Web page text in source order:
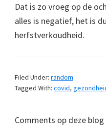
Dat is zo vroeg op de
alles is negatief, het is
herfstverkoudheid.
Filed Under: random
Tagged With: covid,
Comments op deze